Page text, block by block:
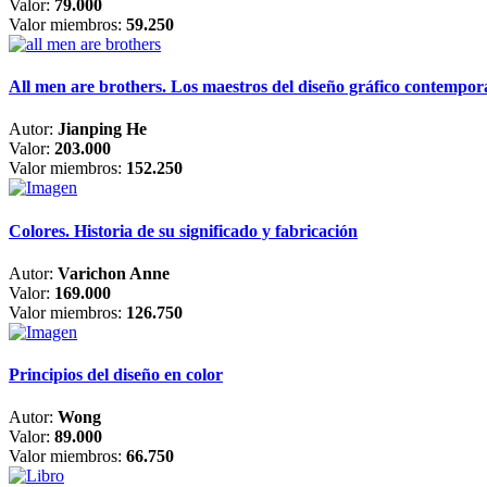
Valor: 79.000
Valor miembros: 59.250
All men are brothers. Los maestros del diseño gráfico
Autor: Jianping He
Valor: 203.000
Valor miembros: 152.250
Colores. Historia de su significado y fabricación
Autor: Varichon Anne
Valor: 169.000
Valor miembros: 126.750
Principios del diseño en color
Autor: Wong
Valor: 89.000
Valor miembros: 66.750